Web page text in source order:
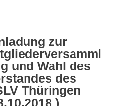
zur
und Wahl des
des
Thüringen
)